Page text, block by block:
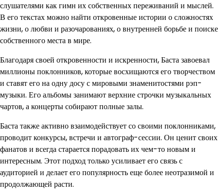
слушателями как гимн их собственных переживаний и мыслей.
В его текстах можно найти откровенные истории о сложностях
жизни, о любви и разочарованиях, о внутренней борьбе и поиске
собственного места в мире.
Благодаря своей откровенности и искренности, Баста завоевал
миллионы поклонников, которые восхищаются его творчеством
и ставят его на одну досу с мировыми знаменитостями рэп-
музыки. Его альбомы занимают верхние строчки музыкальных
чартов, а концерты собирают полные залы.
Баста также активно взаимодействует со своими поклонниками,
проводит конкурсы, встречи и автограф-сессии. Он ценит своих
фанатов и всегда старается порадовать их чем-то новым и
интересным. Этот подход только усиливает его связь с
аудиторией и делает его популярность еще более неотразимой и
продолжающей расти.